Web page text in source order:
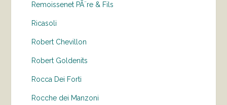
Remoissenet PÃ¨re & Fils
Ricasoli
Robert Chevillon
Robert Goldenits
Rocca Dei Forti
Rocche dei Manzoni